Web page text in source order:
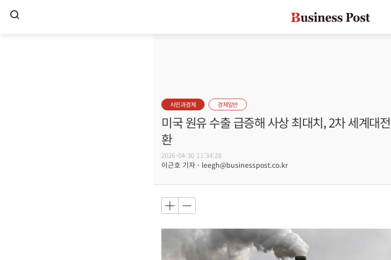
시민과경제 경제일반
미국 원유 수출 급증해 사상 최대치, 2차 세계대
환
2026-04-30 11:34:28
이근호 기자 - leegh@businesspost.co.kr